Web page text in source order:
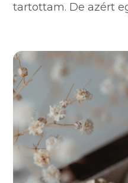
tartottam. De azért